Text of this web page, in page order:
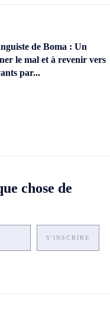
de Boma : Un
le mal et à revenir vers
par...
chose de
S'INSCRIRE